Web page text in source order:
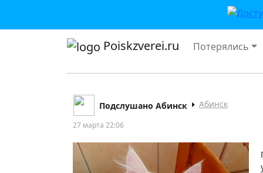
Poiskzverei.ru Потерялись
Подслушано Абинск Абинск
27 марта 22:06